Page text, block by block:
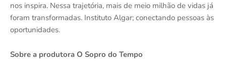
nos inspira. Nessa trajetória, mais de meio milhão de vidas já
foram transformadas. Instituto Algar; conectando pessoas às
oportunidades.
Sobre a produtora O Sopro do Tempo